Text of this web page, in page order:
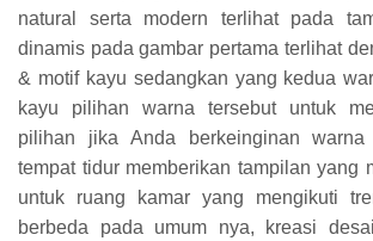
natural serta modern terlihat pada
dinamis pada gambar pertama terlihat
& motif kayu sedangkan yang kedua
kayu pilihan warna tersebut untuk
pilihan jika Anda berkeinginan warna
tempat tidur memberikan tampilan yang
untuk ruang kamar yang mengikuti
berbeda pada umum nya, kreasi